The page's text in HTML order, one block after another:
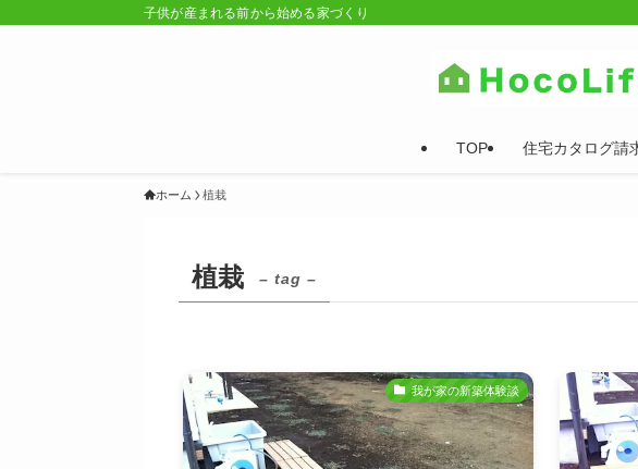
子供が産まれる前から始める家づくり
TOP 住宅カタログ請
ホーム 植栽
植栽 – tag –
我が家の新築体験談